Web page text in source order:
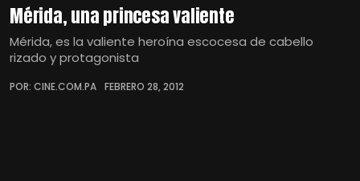
Mérida, una princesa valiente
Mérida, es la valiente heroína escocesa de cabello
rizado y protagonista
POR: CINE.COM.PA FEBRERO 28, 2012